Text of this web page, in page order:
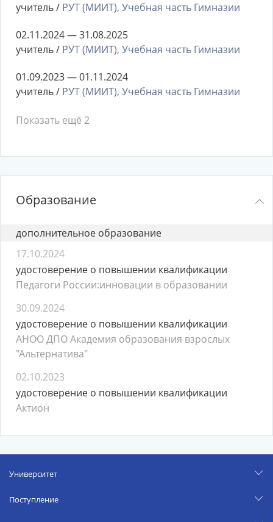
учитель / РУТ (МИИТ), Учебная часть Гимназии
02.11.2024 — 31.08.2025
учитель / РУТ (МИИТ), Учебная часть Гимназии
01.09.2023 — 01.11.2024
учитель / РУТ (МИИТ), Учебная часть Гимназии
Показать ещё 2
Образование
дополнительное образование
17.10.2024
удостоверение о повышении квалификации
Педагоги России:инновации в образовании
30.09.2024
удостоверение о повышении квалификации
АНОО ДПО Академия образования взрослых
"Альтернатива"
02.10.2023
удостоверение о повышении квалификации
Актион
Университет
Поступление